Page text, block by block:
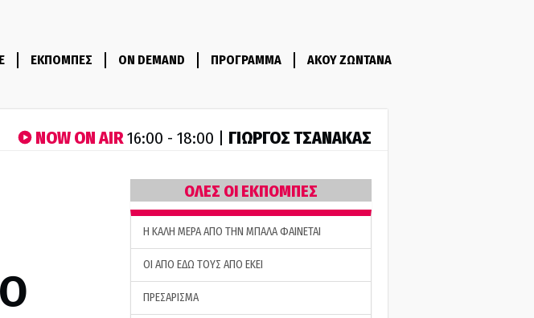
ΕΚΠΟΜΠΕΣ ON DEMAND ΠΡΟΓΡΑΜΜΑ ΑΚΟΥ ΖΩΝΤΑΝΑ
NOW ON AIR16:00 - 18:00 | ΓΙΩΡΓΟΣ ΤΣΑΝΑΚΑΣ
ΟΛΕΣ ΟΙ ΕΚΠΟΜΠΕΣ
H ΚΑΛΗ ΜΕΡΑ ΑΠΟ ΤΗΝ ΜΠΑΛΑ ΦΑΙΝΕΤΑΙ
ΟΙ ΑΠΟ ΕΔΩ ΤΟΥΣ ΑΠΟ ΕΚΕΙ
ΠΡΕΣΑΡΙΣΜΑ